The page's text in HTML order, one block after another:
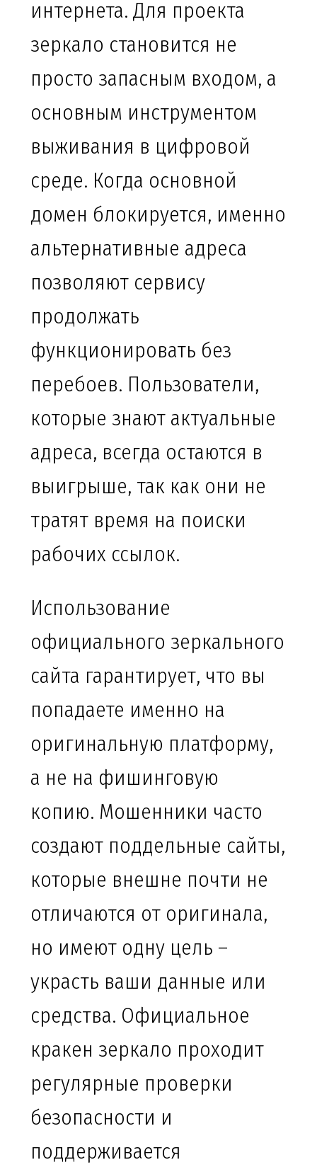
интернета. Для проекта
зеркало становится не
просто запасным входом, а
основным инструментом
выживания в цифровой
среде. Когда основной
домен блокируется, именно
альтернативные адреса
позволяют сервису
продолжать
функционировать без
перебоев. Пользователи,
которые знают актуальные
адреса, всегда остаются в
выигрыше, так как они не
тратят время на поиски
рабочих ссылок.
Использование
официального зеркального
сайта гарантирует, что вы
попадаете именно на
оригинальную платформу,
а не на фишинговую
копию. Мошенники часто
создают поддельные сайты,
которые внешне почти не
отличаются от оригинала,
но имеют одну цель –
украсть ваши данные или
средства. Официальное
кракен зеркало проходит
регулярные проверки
безопасности и
поддерживается